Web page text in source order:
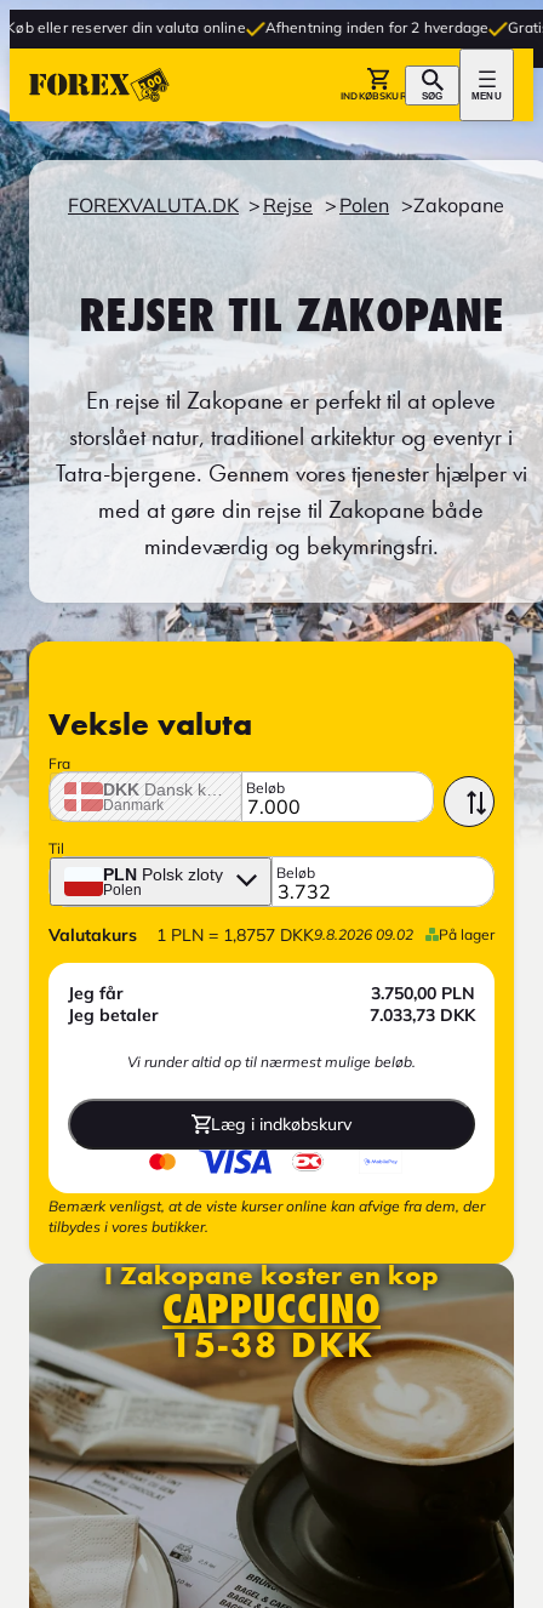
din valuta online Afhentning inden for 2 hverdage Gratis levering til
INDKØBSKURV SØG MENU
FOREXVALUTA.DK Rejse Polen Zakopane
REJSER TIL ZAKOPANE
En rejse til Zakopane er perfekt til at opleve
storslået natur, traditionel arkitektur og eventyr i
Tatra-bjergene. Gennem vores tjenester hjælper vi
med at gøre din rejse til Zakopane både
mindeværdig og bekymringsfri.
Veksle valuta
Fra
DKK Dansk krone
Danmark
Beløb
Til
PLN Polsk zloty
Polen
Beløb
Valutakurs 1 PLN = 1,8757 DKK9.8.2026 09.02 På lager
Jeg får 3.750,00 PLN
Jeg betaler
7.033,73 DKK
Vi runder altid op til nærmest mulige beløb.
Læg i indkøbskurv
Bemærk venligst, at de viste kurser online kan afvige fra dem, der
tilbydes i vores butikker.
I Zakopane koster en kop
CAPPUCCINO
15-38 DKK